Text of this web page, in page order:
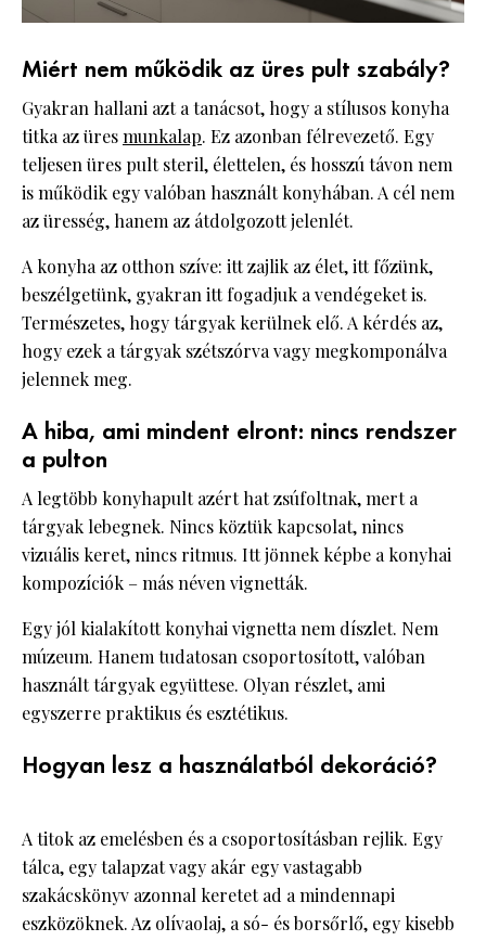
Miért nem működik az üres pult szabály?
Gyakran hallani azt a tanácsot, hogy a stílusos konyha
titka az üresmunkalap. Ez azonban félrevezető. Egy
teljesen üres pult steril, élettelen, és hosszú távon nem
is működik egy valóban használt konyhában. A cél nem
az üresség, hanem az átdolgozott jelenlét.
A konyha az otthon szíve: itt zajlik az élet, itt főzünk,
beszélgetünk, gyakran itt fogadjuk a vendégeket is.
Természetes, hogy tárgyak kerülnek elő. A kérdés az,
hogy ezek a tárgyak szétszórva vagy megkomponálva
jelennek meg.
A hiba, ami mindent elront: nincs rendszer
a pulton
A legtöbb konyhapult azért hat zsúfoltnak, mert a
tárgyak lebegnek. Nincs köztük kapcsolat, nincs
vizuális keret, nincs ritmus. Itt jönnek képbe a konyhai
kompozíciók – más néven vignetták.
Egy jól kialakított konyhai vignetta nem díszlet. Nem
múzeum. Hanem tudatosan csoportosított, valóban
használt tárgyak együttese. Olyan részlet, ami
egyszerre praktikus és esztétikus.
Hogyan lesz a használatból dekoráció?
A titok az emelésben és a csoportosításban rejlik. Egy
tálca, egy talapzat vagy akár egy vastagabb
szakácskönyv azonnal keretet ad a mindennapi
eszközöknek. Az olívaolaj, a só- és borsőrlő, egy kisebb